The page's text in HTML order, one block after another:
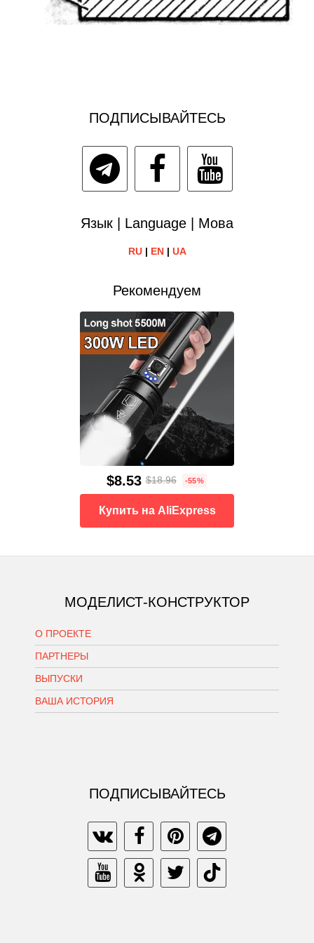
ПОДПИСЫВАЙТЕСЬ
Язык | Language | Мова
RU| EN| UA
Рекомендуем
$8.53 $18.96 -55%
Купить на AliExpress
МОДЕЛИСТ-КОНСТРУКТОР
О ПРОЕКТЕ
ПАРТНЕРЫ
ВЫПУСКИ
ВАША ИСТОРИЯ
ПОДПИСЫВАЙТЕСЬ